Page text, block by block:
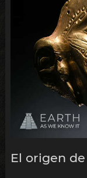
El origen